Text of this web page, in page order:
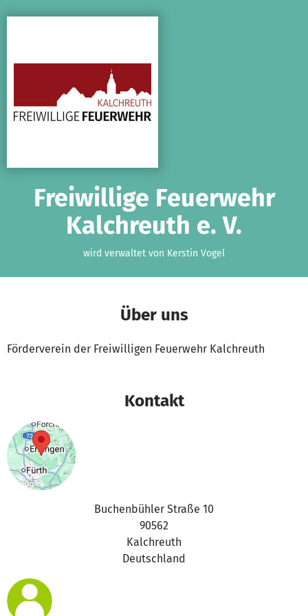
Freiwillige Feuerwehr
Kalchreuth e. V.
wird verwaltet von Kerstin Vogel
Über uns
Förderverein der Freiwilligen Feuerwehr Kalchreuth
Kontakt
Buchenbühler Straße 10
90562
Kalchreuth
Deutschland